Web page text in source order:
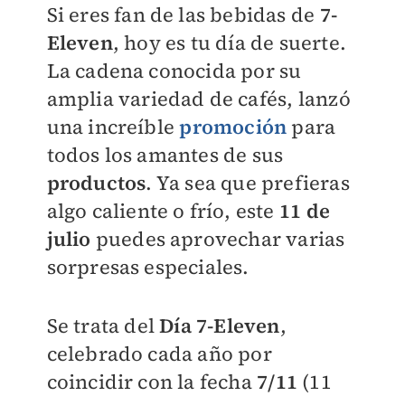
Si eres fan de las bebidas de 7-
Eleven, hoy es tu día de suerte.
La cadena conocida por su
amplia variedad de cafés, lanzó
una increíblepromoción para
todos los amantes de sus
productos. Ya sea que prefieras
algo caliente o frío, este 11 de
julio puedes aprovechar varias
sorpresas especiales.
Se trata delDía 7-Eleven,
celebrado cada año por
coincidir con la fecha7/11 (11